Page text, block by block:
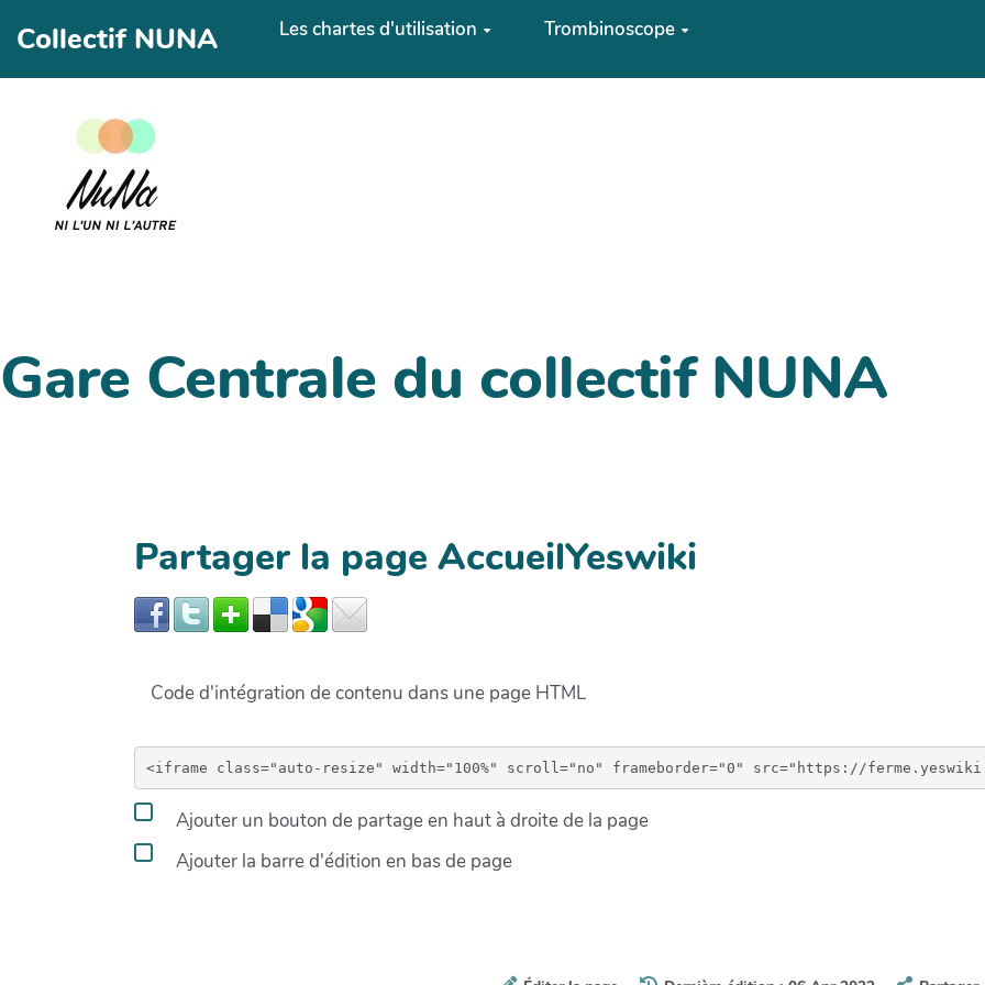
Aller au contenu principal
Collectif NUNA Les chartes d'utilisation Trombinoscope
Gare Centrale du collectif NUNA
Partager la page AccueilYeswiki
Code d'intégration de contenu dans une page HTML
Ajouter un bouton de partage en haut à droite de la page
Ajouter la barre d'édition en bas de page